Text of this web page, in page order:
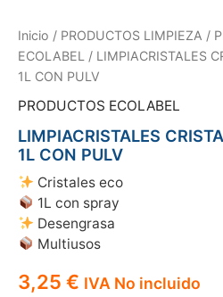
Inicio / PRODUCTOS LIMPIEZA /
ECOLABEL / LIMPIACRISTALES
1L CON PULV
PRODUCTOS ECOLABEL
LIMPIACRISTALES
1L CON PULV
Cristales eco
1L con spray
Desengrasa
Multiusos
3,25 € IVA No incluido